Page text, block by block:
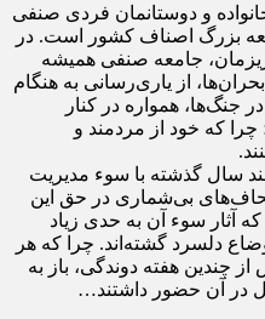
و دوستانمان فردی صنفی
بزرگ اصناف کشور است. در
جامعه صنفی همیشه
از یاری‌رسانی به هنگام
جنگ‌ها، همواره در کنار
که خود از مردمند و
سال گذشته با سوء مدیریت
بی‌شماری در حق این
آثار سوء آن به حدی زیاد
دلسرد گشته‌اند. چرا که هر
چندین هفته دوندگی، باز به
در آن حضور داشتند…